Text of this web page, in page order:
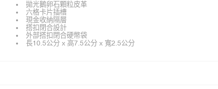
拋光鵝卵石顆粒皮革
六格卡片插槽
現金收納隔層
搭扣閉合設計
外部搭扣閉合硬幣袋
長10.5公分 x 高7.5公分 x 寬2.5公分